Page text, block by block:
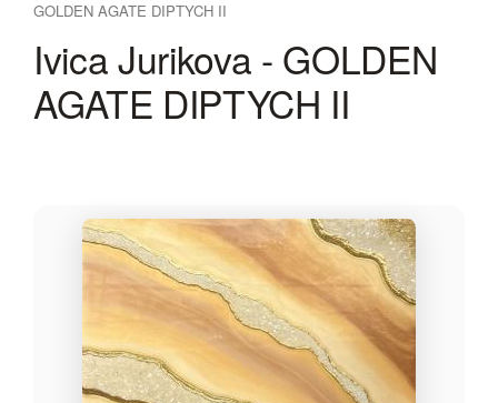
GOLDEN AGATE DIPTYCH II
Ivica Jurikova - GOLDEN
AGATE DIPTYCH II